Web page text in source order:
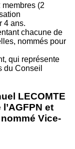
membres (2
4 ans.
chacune de
nommés pour
qui représente
du Conseil
LECOMTE
et
Vice-